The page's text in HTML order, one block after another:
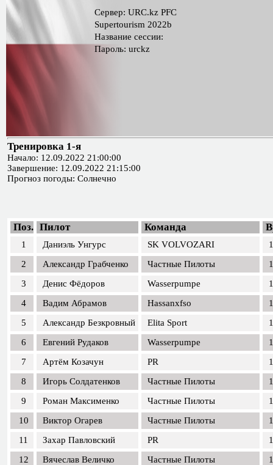
Сервер: URC.kz PFC
Supertourism 2022b
Название сессии:
Пароль: urckz
Тренировка 1-я
Начало: 12.09.2022 21:00:00
Завершение: 12.09.2022 21:15:00
Прогноз погоды: Солнечно
Поз. Пилот Команда
1 Даниэль Унгурс SK VOLVOZARI
2
Александр Грабченко Частные Пилоты
3
Денис Фёдоров Wasserpumpe
4
Вадим Абрамов Hassanxfso
5
Александр Безкровный Elita Sport
6
Евгений Рудаков Wasserpumpe
7
Артём Козачун PR
8
Игорь Солдатенков Частные Пилоты
9
Роман Максименко Частные Пилоты
10
Виктор Огарев Частные Пилоты
11
Захар Павловский PR
12
Вячеслав Величко Частные Пилоты